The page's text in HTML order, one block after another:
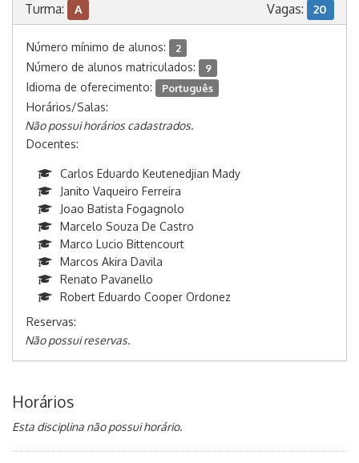
Turma: A Vagas: 20
Número mínimo de alunos: 2
Número de alunos matriculados: 9
Idioma de oferecimento: Português
Horários/Salas:
Não possui horários cadastrados.
Docentes:
Carlos Eduardo Keutenedjian Mady
Janito Vaqueiro Ferreira
Joao Batista Fogagnolo
Marcelo Souza De Castro
Marco Lucio Bittencourt
Marcos Akira Davila
Renato Pavanello
Robert Eduardo Cooper Ordonez
Reservas:
Não possui reservas.
Horários
Esta disciplina não possui horário.